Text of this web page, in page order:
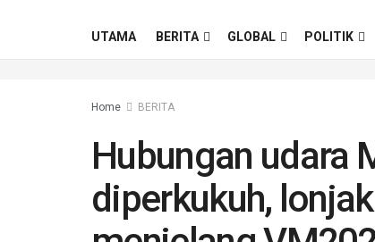
UTAMA BERITA GLOBAL POLITIK
Home BERITA
Hubungan udara
diperkukuh,